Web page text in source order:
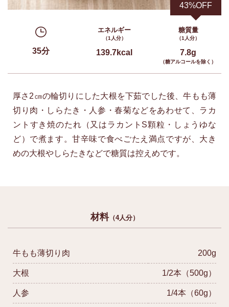
43%OFF
35分
エネルギー
（1人分）
139.7kcal
糖質量
（1人分）
7.8g
（糖アルコールを除く）
厚さ2㎝の輪切りにした大根を下茹でした後、牛もも薄
切り肉・しらたき・人参・春菊などをあわせて、ラカ
ントすき焼のたれ（又はラカントS顆粒・しょうゆな
ど）で煮ます。甘辛味で食べごたえ満点ですが、大き
めの大根やしらたきなどで糖質は控えめです。
材料（4人分）
牛もも薄切り肉 200g
大根 1/2本（500g）
人参 1/4本（60g）